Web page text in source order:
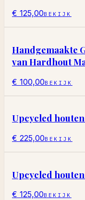
€ 125,00BEKIJK
Handgemaakte
van Hardhout
€ 100,00BEKIJK
Upcycled
€ 225,00BEKIJK
Upcycled
€ 125,00BEKIJK